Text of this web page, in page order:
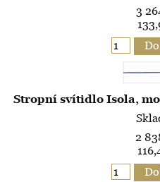
3
Stropní svítidlo Isola,
2